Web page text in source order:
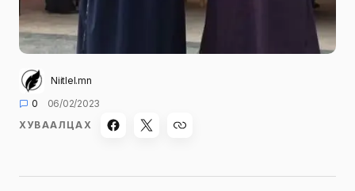
Niitlel.mn
0
06/02/2023
ХУВААЛЦАХ